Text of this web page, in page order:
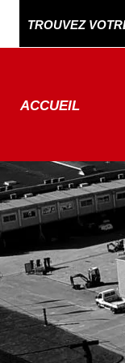
TROUVEZ
ACCUEIL